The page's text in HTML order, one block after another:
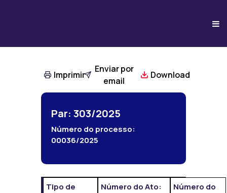
Imprimir
Enviar por
email
Download
Par: 303/2025
Número do processo:
00036/2025
Tipo de
Número do Ato:
Número do